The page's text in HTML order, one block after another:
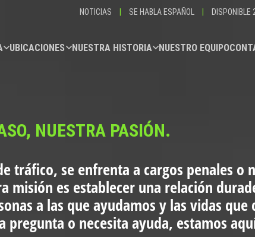
NOTICIAS | SE HABLA ESPAÑOL | DISPONIBLE
UBICACIONES NUESTRA HISTORIA NUESTRO EQUIPO
NUESTRA PASIÓN.
tráfico, se enfrenta a cargos penales o
misión es establecer una relación
a las que ayudamos y las vidas
o necesita ayuda, estamos